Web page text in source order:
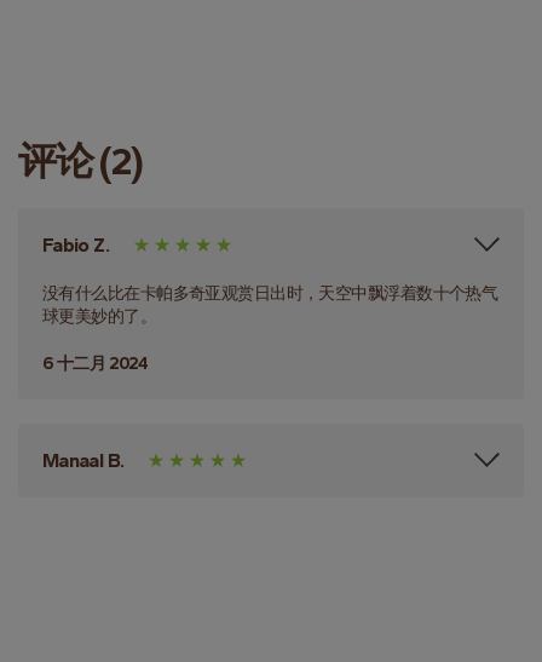
评论 (2)
Fabio Z.
没有什么比在卡帕多奇亚观赏日出时，天空中飘浮着数十个热气
球更美妙的了。
6 十二月 2024
Manaal B.